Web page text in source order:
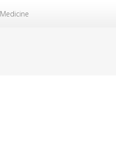
Ιατρικής